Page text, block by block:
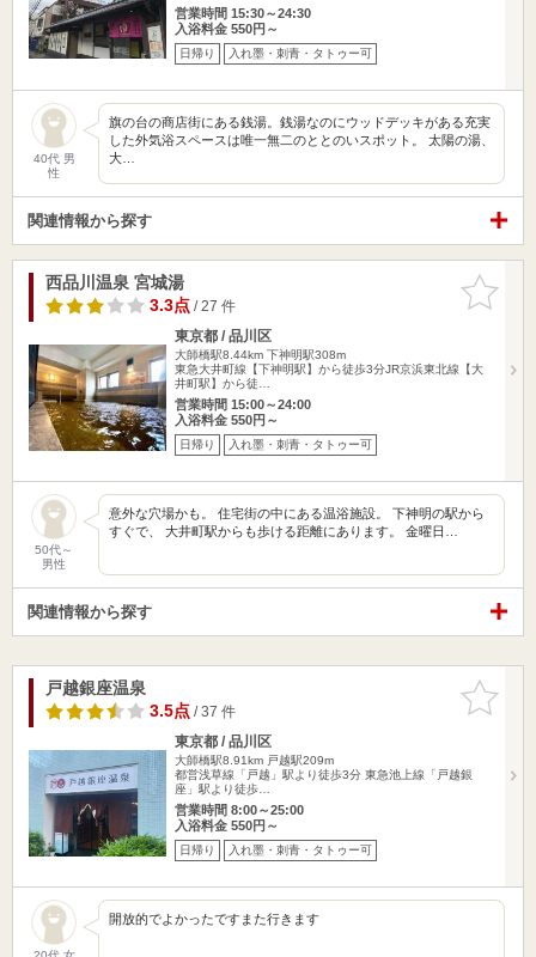
営業時間 15:30～24:30
入浴料金 550円～
日帰り 入れ墨・刺青・タトゥー可
40代 男
性
旗の台の商店街にある銭湯。銭湯なのにウッドデッキがある充実
した外気浴スペースは唯一無二のととのいスポット。 太陽の湯、
大…
関連情報から探す
お気に入
りに追加
西品川温泉 宮城湯
3.3点/ 27 件
東京都 / 品川区
大師橋駅8.44km 下神明駅308m
東急大井町線【下神明駅】から徒歩3分JR京浜東北線【大
井町駅】から徒…
営業時間 15:00～24:00
入浴料金 550円～
日帰り 入れ墨・刺青・タトゥー可
50代～
男性
意外な穴場かも。 住宅街の中にある温浴施設。 下神明の駅から
すぐで、 大井町駅からも歩ける距離にあります。 金曜日…
関連情報から探す
お気に入
りに追加
戸越銀座温泉
3.5点/ 37 件
東京都 / 品川区
大師橋駅8.91km 戸越駅209m
都営浅草線「戸越」駅より徒歩3分 東急池上線「戸越銀
座」駅より徒歩…
営業時間 8:00～25:00
入浴料金 550円～
日帰り 入れ墨・刺青・タトゥー可
開放的でよかったですまた行きます